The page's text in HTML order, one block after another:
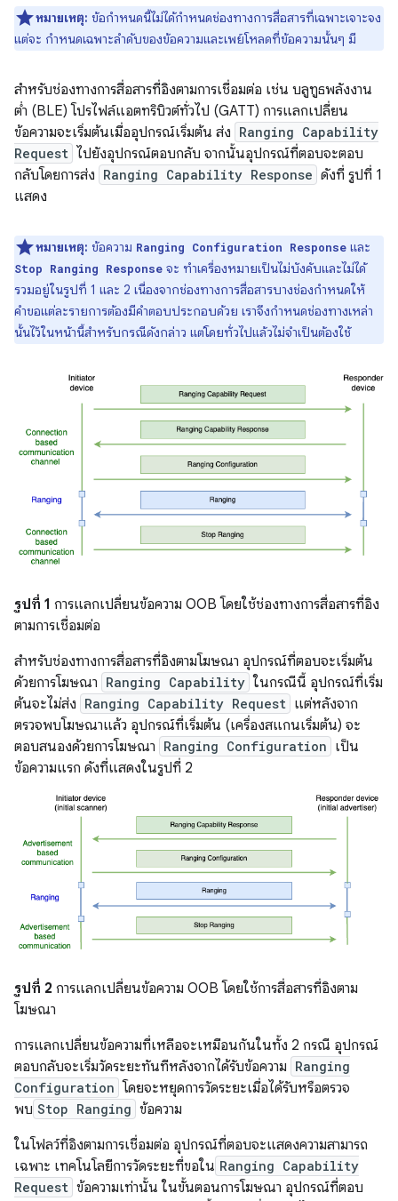
หมายเหตุ: ข้อกำหนดนี้ไม่ได้กำหนดช่องทางการสื่อสารที่เฉพาะเจาะจง
แต่จะ กำหนดเฉพาะลำดับของข้อความและเพย์โหลดที่ข้อความนั้นๆ มี
สำหรับช่องทางการสื่อสารที่อิงตามการเชื่อมต่อ เช่น บลูทูธพลังงาน
ต่ำ (BLE) โปรไฟล์แอตทริบิวต์ทั่วไป (GATT) การแลกเปลี่ยน
ข้อความจะเริ่มต้นเมื่ออุปกรณ์เริ่มต้น ส่ง Ranging Capability
Request ไปยังอุปกรณ์ตอบกลับ จากนั้นอุปกรณ์ที่ตอบจะตอบ
กลับโดยการส่ง Ranging Capability Response ดังที่ รูปที่ 1
แสดง
หมายเหตุ: ข้อความ Ranging Configuration Response และ
Stop Ranging Response จะ ทำเครื่องหมายเป็นไม่บังคับและไม่ได้
รวมอยู่ในรูปที่ 1 และ 2 เนื่องจากช่องทางการสื่อสารบางช่องกำหนดให้
คำขอแต่ละรายการต้องมีคำตอบประกอบด้วย เราจึงกำหนดช่องทางเหล่า
นั้นไว้ในหน้านี้สำหรับกรณีดังกล่าว แต่โดยทั่วไปแล้วไม่จำเป็นต้องใช้
รูปที่ 1 การแลกเปลี่ยนข้อความ OOB โดยใช้ช่องทางการสื่อสารที่อิง
ตามการเชื่อมต่อ
สำหรับช่องทางการสื่อสารที่อิงตามโฆษณา อุปกรณ์ที่ตอบจะเริ่มต้น
ด้วยการโฆษณา Ranging Capability ในกรณีนี้ อุปกรณ์ที่เริ่ม
ต้นจะไม่ส่ง Ranging Capability Request แต่หลังจาก
ตรวจพบโฆษณาแล้ว อุปกรณ์ที่เริ่มต้น (เครื่องสแกนเริ่มต้น) จะ
ตอบสนองด้วยการโฆษณา Ranging Configuration เป็น
ข้อความแรก ดังที่แสดงในรูปที่ 2
รูปที่ 2 การแลกเปลี่ยนข้อความ OOB โดยใช้การสื่อสารที่อิงตาม
โฆษณา
การแลกเปลี่ยนข้อความที่เหลือจะเหมือนกันในทั้ง 2 กรณี อุปกรณ์
ตอบกลับจะเริ่มวัดระยะทันทีหลังจากได้รับข้อความ Ranging
Configuration โดยจะหยุดการวัดระยะเมื่อได้รับหรือตรวจ
พบ Stop Ranging ข้อความ
ในโฟลว์ที่อิงตามการเชื่อมต่อ อุปกรณ์ที่ตอบจะแสดงความสามารถ
เฉพาะ เทคโนโลยีการวัดระยะที่ขอใน Ranging Capability
Request ข้อความเท่านั้น ในขั้นตอนการโฆษณา อุปกรณ์ที่ตอบ